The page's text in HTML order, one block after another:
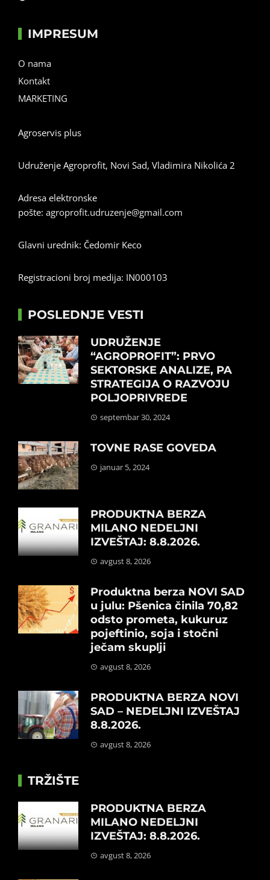
IMPRESUM
O nama
Kontakt
MARKETING
Agroservis plus
Udruženje Agroprofit, Novi Sad, Vladimira Nikolića 2
Adresa elektronske
pošte: agroprofit.udruzenje@gmail.com
Glavni urednik: Čedomir Keco
Registracioni broj medija: IN000103
POSLEDNJE VESTI
UDRUŽENJE
“AGROPROFIT”: PRVO
SEKTORSKE ANALIZE, PA
STRATEGIJA O RAZVOJU
POLJOPRIVREDE
septembar 30, 2024
TOVNE RASE GOVEDA
januar 5, 2024
PRODUKTNA BERZA
MILANO NEDELJNI
IZVEŠTAJ: 8.8.2026.
avgust 8, 2026
Produktna berza NOVI SAD
u julu: Pšenica činila 70,82
odsto prometa, kukuruz
pojeftinio, soja i stočni
ječam skuplji
avgust 8, 2026
PRODUKTNA BERZA NOVI
SAD – NEDELJNI IZVEŠTAJ
8.8.2026.
avgust 8, 2026
TRŽIŠTE
PRODUKTNA BERZA
MILANO NEDELJNI
IZVEŠTAJ: 8.8.2026.
avgust 8, 2026